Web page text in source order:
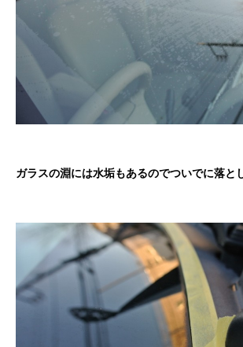
ガラスの淵には水垢もあるのでついでに落と